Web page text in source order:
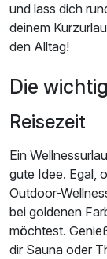
und lass dich
deinem
den Alltag!
Die
Reisezeit
Ein
gute Idee. Egal,
Outdoor-
bei goldenen
möchtest.
dir Sauna oder